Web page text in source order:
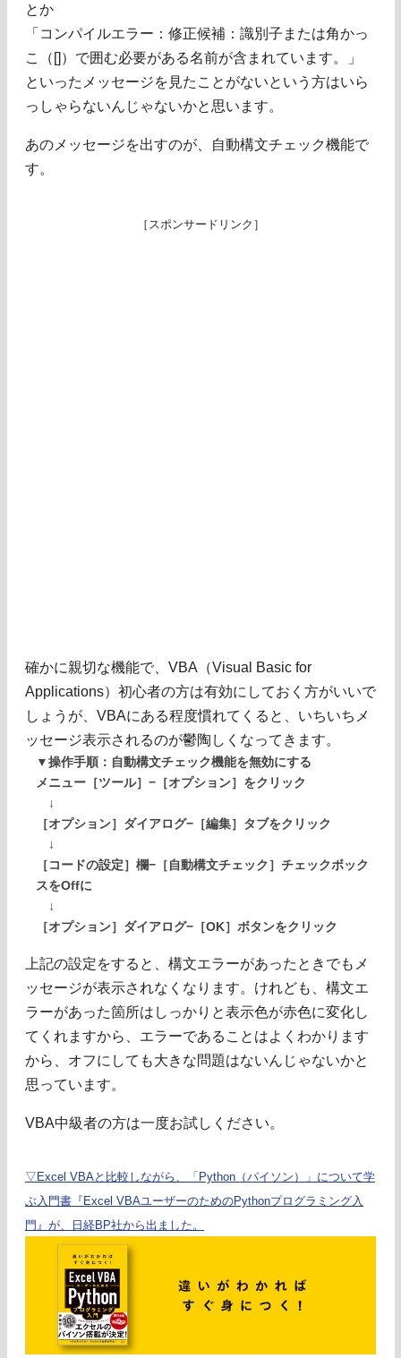
とか
「コンパイルエラー：修正候補：識別子または角かっ
こ（[]）で囲む必要がある名前が含まれています。」
といったメッセージを見たことがないという方はいら
っしゃらないんじゃないかと思います。
あのメッセージを出すのが、自動構文チェック機能で
す。
［スポンサードリンク］
確かに親切な機能で、VBA（Visual Basic for
Applications）初心者の方は有効にしておく方がいいで
しょうが、VBAにある程度慣れてくると、いちいちメ
ッセージ表示されるのが鬱陶しくなってきます。
▼操作手順：自動構文チェック機能を無効にする
メニュー［ツール］−［オプション］をクリック
↓
［オプション］ダイアログ−［編集］タブをクリック
↓
［コードの設定］欄−［自動構文チェック］チェックボック
スをOffに
↓
［オプション］ダイアログ−［OK］ボタンをクリック
上記の設定をすると、構文エラーがあったときでもメ
ッセージが表示されなくなります。けれども、構文エ
ラーがあった箇所はしっかりと表示色が赤色に変化し
てくれますから、エラーであることはよくわかります
から、オフにしても大きな問題はないんじゃないかと
思っています。
VBA中級者の方は一度お試しください。
▽Excel VBAと比較しながら、「Python（パイソン）」について学
ぶ入門書『Excel VBAユーザーのためのPythonプログラミング入
門』が、日経BP社から出ました。